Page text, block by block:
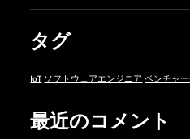
タグ
IoT ソフトウェアエンジニア ベンチャ
最近のコメント